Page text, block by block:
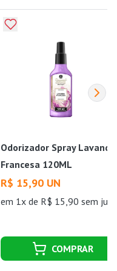
Odorizador Spray Lavanda
Francesa 120ML
R$ 15,90 UN
em 1x de R$ 15,90 sem
COMPRAR